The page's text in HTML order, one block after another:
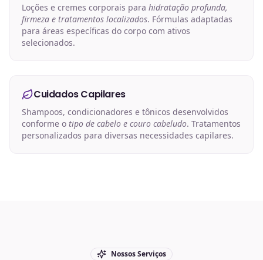
Loções e cremes corporais para hidratação profunda,
firmeza e tratamentos localizados. Fórmulas adaptadas
para áreas específicas do corpo com ativos
selecionados.
Cuidados Capilares
Shampoos, condicionadores e tônicos desenvolvidos
conforme o tipo de cabelo e couro cabeludo. Tratamentos
personalizados para diversas necessidades capilares.
Nossos Serviços